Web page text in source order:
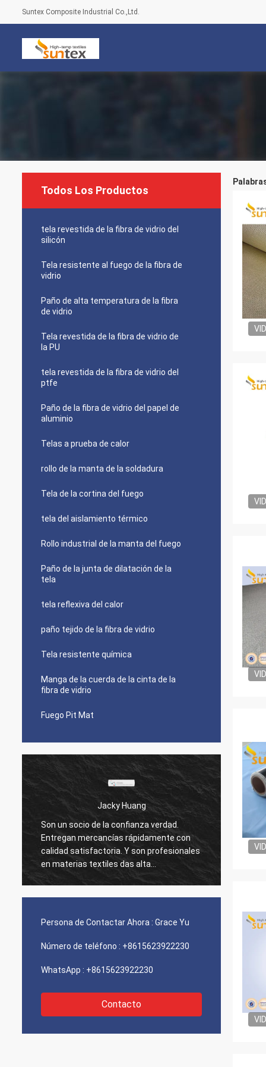
Suntex Composite Industrial Co.,Ltd.
Todos Los Productos
tela revestida de la fibra de vidrio del
silicón
Tela resistente al fuego de la fibra de
vidrio
Paño de alta temperatura de la fibra
de vidrio
Tela revestida de la fibra de vidrio de
la PU
tela revestida de la fibra de vidrio del
ptfe
Paño de la fibra de vidrio del papel de
aluminio
Telas a prueba de calor
rollo de la manta de la soldadura
Tela de la cortina del fuego
tela del aislamiento térmico
Rollo industrial de la manta del fuego
Paño de la junta de dilatación de la
tela
tela reflexiva del calor
paño tejido de la fibra de vidrio
Tela resistente química
Manga de la cuerda de la cinta de la
fibra de vidrio
Fuego Pit Mat
Jacky Huang
de la confianza verdad.
mercancías rápidamente con
Y son profesionales
textiles das alta
contribuyen siempre para
Hemos estado
más de 10 años, ellos
calidad estable siempre. Tratan cada
petición de nosotros
de trabajar así como ellos
Persona de Contactar Ahora : Grace Yu
Número de teléfono : +8615623922230
WhatsApp : +8615623922230
Contacto